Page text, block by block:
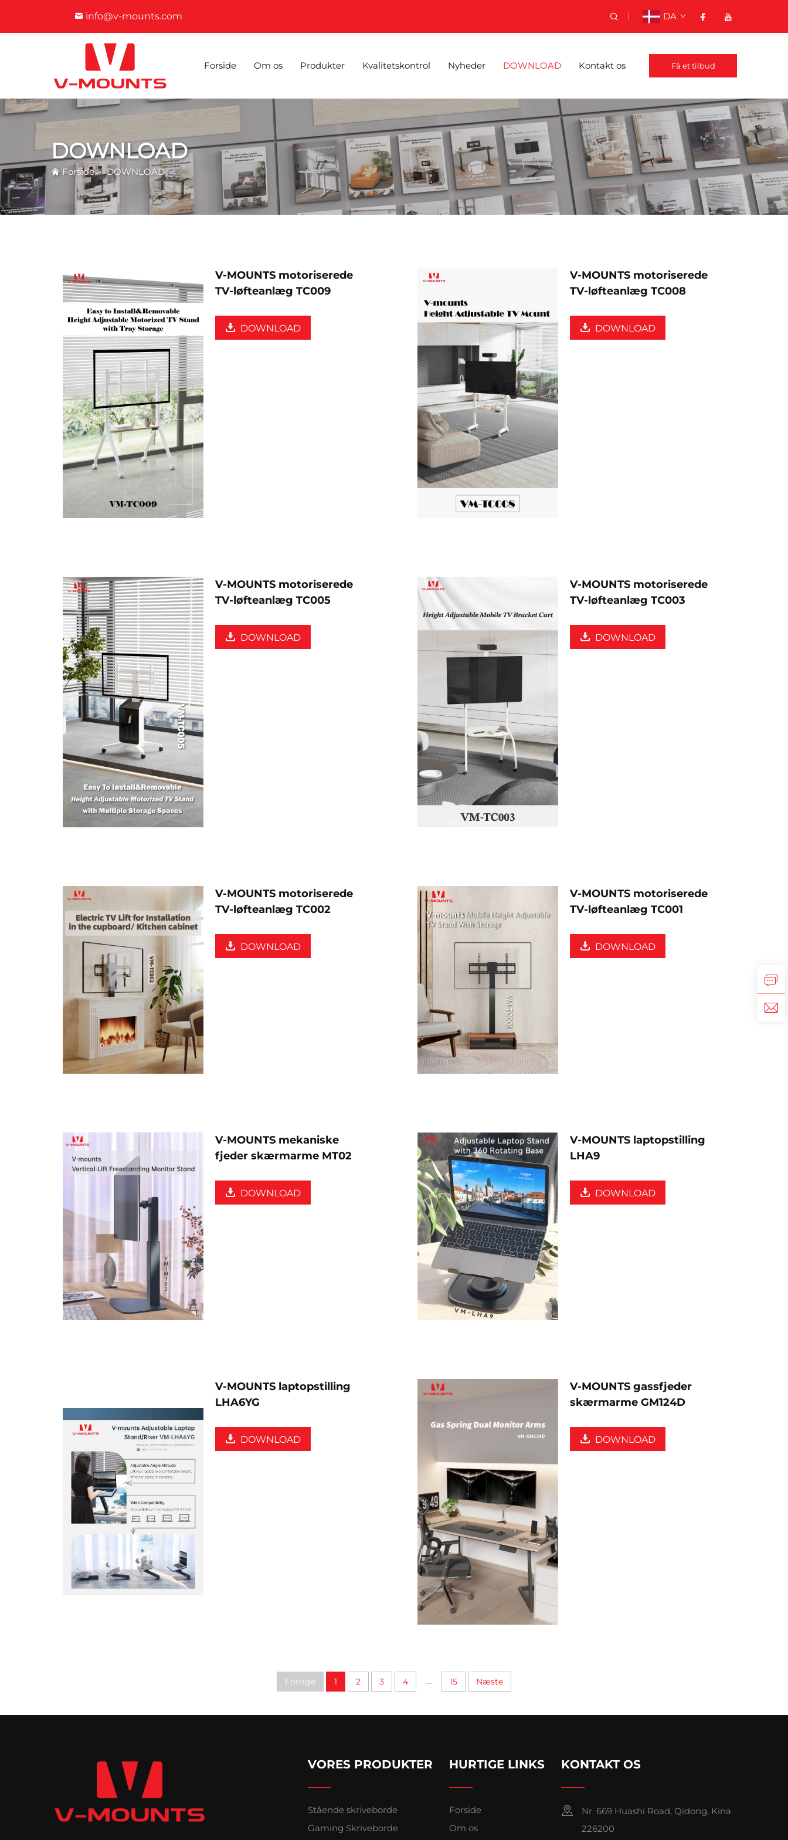
info@v-mounts.com DA
Forside Om os Produkter Kvalitetskontrol Nyheder DOWNLOAD Kontakt os Få et tilbud
DOWNLOAD
Forside>DOWNLOAD
V-MOUNTS motoriserede
TV-løfteanlæg TC009
DOWNLOAD
V-MOUNTS motoriserede
TV-løfteanlæg TC008
DOWNLOAD
V-MOUNTS motoriserede
TV-løfteanlæg TC005
DOWNLOAD
V-MOUNTS motoriserede
TV-løfteanlæg TC003
DOWNLOAD
V-MOUNTS motoriserede
TV-løfteanlæg TC002
DOWNLOAD
V-MOUNTS motoriserede
TV-løfteanlæg TC001
DOWNLOAD
V-MOUNTS mekaniske
fjeder skærmarme MT02
DOWNLOAD
V-MOUNTS laptopstilling
LHA9
DOWNLOAD
V-MOUNTS laptopstilling
LHA6YG
DOWNLOAD
V-MOUNTS gassfjeder
skærmarme GM124D
DOWNLOAD
Forrige 1 2 3 4 ... 15 Næste
VORES PRODUKTER
Stående skriveborde
Gaming Skriveborde
HURTIGE LINKS
Forside
Om os
KONTAKT OS
Nr. 669 Huashi Road, Qidong, Kina
226200